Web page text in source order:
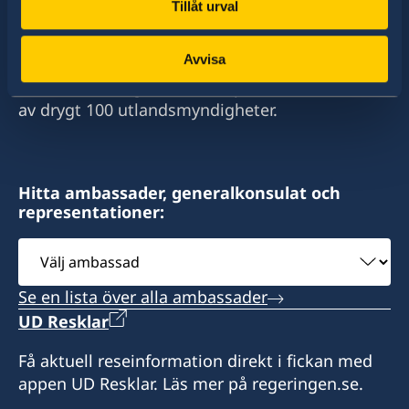
Tillåt urval
Avvisa
Sverige har diplomatiska förbindelser med i
stort sett alla stater i världen. I ungefär hälften
av dessa stater har Sverige ambassader och
konsulat. Sveriges utrikesrepresentation består
av drygt 100 utlandsmyndigheter.
Hitta ambassader, generalkonsulat och
representationer:
ambassad
Se en lista över alla ambassader
UD Resklar
Få aktuell reseinformation direkt i fickan med
appen UD Resklar. Läs mer på regeringen.se.